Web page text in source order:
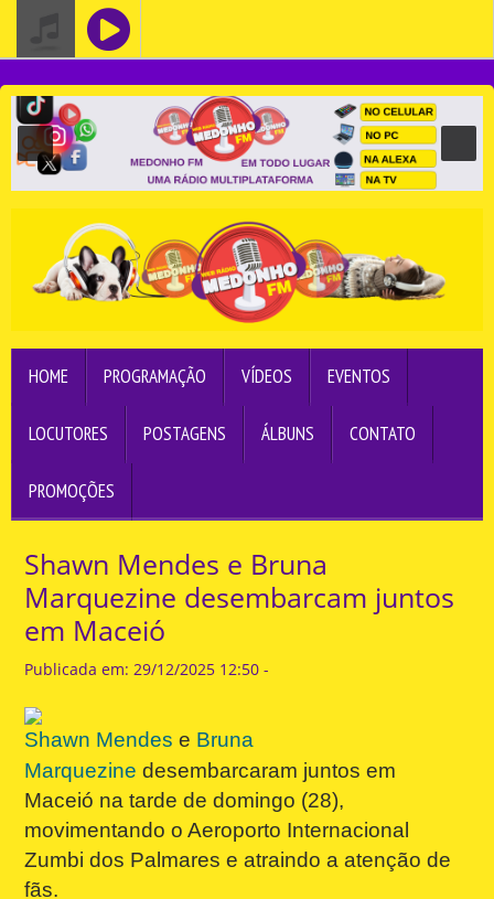
HOME PROGRAMAÇÃO VÍDEOS EVENTOS
LOCUTORES POSTAGENS ÁLBUNS CONTATO
PROMOÇÕES
Shawn Mendes e Bruna
Marquezine desembarcam juntos
em Maceió
Publicada em: 29/12/2025 12:50 -
Shawn Mendes e Bruna
Marquezine desembarcaram juntos em
Maceió na tarde de domingo (28),
movimentando o Aeroporto Internacional
Zumbi dos Palmares e atraindo a atenção de
fãs.